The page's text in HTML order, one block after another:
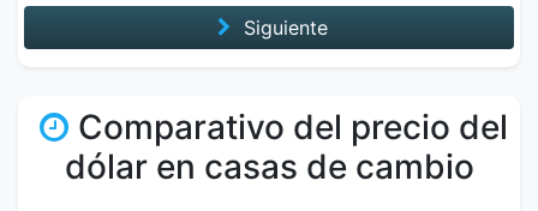
Siguiente
Comparativo del precio del
dólar en casas de cambio